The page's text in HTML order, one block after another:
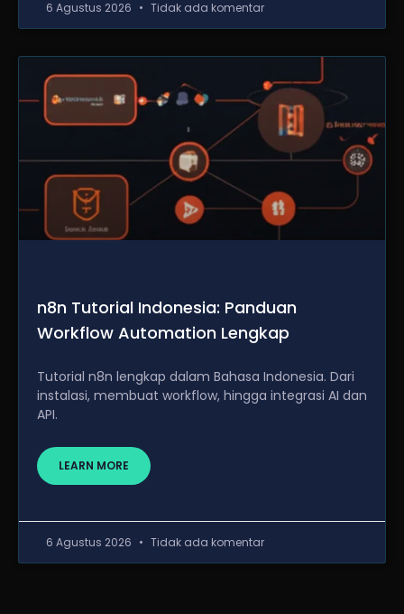
6 Agustus 2026 Tidak ada komentar
n8n Tutorial Indonesia: Panduan
Workflow Automation Lengkap
Tutorial n8n lengkap dalam Bahasa Indonesia. Dari
instalasi, membuat workflow, hingga integrasi AI dan
API.
LEARN MORE
6 Agustus 2026 Tidak ada komentar